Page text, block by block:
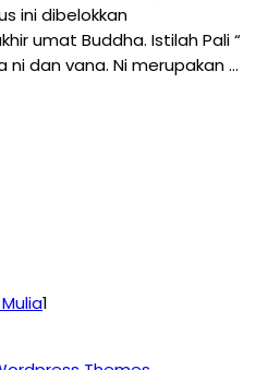
ini dibelokkan
umat Buddha. Istilah Pali “
ni dan vana. Ni merupakan …
1